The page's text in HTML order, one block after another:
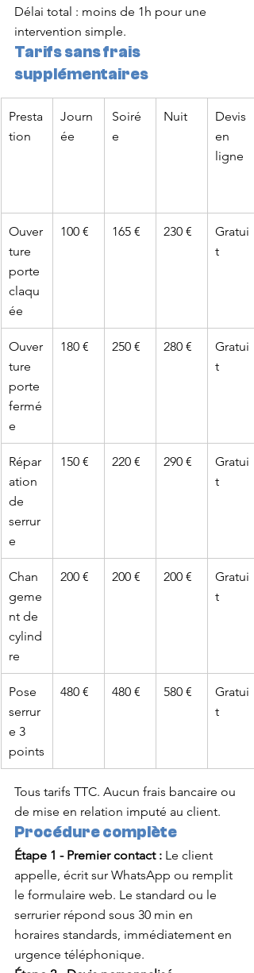
Délai total : moins de 1h pour une
intervention simple.
Tarifs sans frais
supplémentaires
Presta
tion
Journ
ée
Soiré
e
Nuit
Devis
en
ligne
Ouver
ture
porte
claqu
ée
100 € 165 € 230 €
Gratui
t
Ouver
ture
porte
fermé
e
180 € 250 € 280 €
Gratui
t
Répar
ation
de
serrur
e
150 € 220 € 290 €
Gratui
t
Chan
geme
nt de
cylind
re
200 € 200 € 200 €
Gratui
t
Pose
serrur
e 3
points
480 € 480 € 580 €
Gratui
t
Tous tarifs TTC. Aucun frais bancaire ou
de mise en relation imputé au client.
Procédure complète
Étape 1 - Premier contact : Le client
appelle, écrit sur WhatsApp ou remplit
le formulaire web. Le standard ou le
serrurier répond sous 30 min en
horaires standards, immédiatement en
urgence téléphonique.